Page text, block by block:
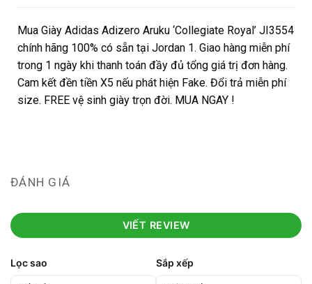
Mua Giày Adidas Adizero Aruku ‘Collegiate Royal’ JI3554
chính hãng 100% có sẵn tại Jordan 1. Giao hàng miễn phí
trong 1 ngày khi thanh toán đầy đủ tổng giá trị đơn hàng.
Cam kết đền tiền X5 nếu phát hiện Fake. Đổi trả miễn phí
size. FREE vệ sinh giày trọn đời. MUA NGAY !
ĐÁNH GIÁ
VIẾT REVIEW
Lọc sao Sắp xếp